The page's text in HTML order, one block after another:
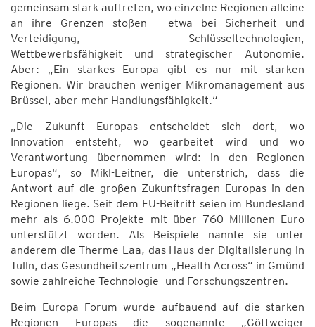
gemeinsam stark auftreten, wo einzelne Regionen alleine
an ihre Grenzen stoßen – etwa bei Sicherheit und
Verteidigung, Schlüsseltechnologien,
Wettbewerbsfähigkeit und strategischer Autonomie.
Aber: „Ein starkes Europa gibt es nur mit starken
Regionen. Wir brauchen weniger Mikromanagement aus
Brüssel, aber mehr Handlungsfähigkeit.“
„Die Zukunft Europas entscheidet sich dort, wo
Innovation entsteht, wo gearbeitet wird und wo
Verantwortung übernommen wird: in den Regionen
Europas“, so Mikl-Leitner, die unterstrich, dass die
Antwort auf die großen Zukunftsfragen Europas in den
Regionen liege. Seit dem EU-Beitritt seien im Bundesland
mehr als 6.000 Projekte mit über 760 Millionen Euro
unterstützt worden. Als Beispiele nannte sie unter
anderem die Therme Laa, das Haus der Digitalisierung in
Tulln, das Gesundheitszentrum „Health Across“ in Gmünd
sowie zahlreiche Technologie- und Forschungszentren.
Beim Europa Forum wurde aufbauend auf die starken
Regionen Europas die sogenannte „Göttweiger